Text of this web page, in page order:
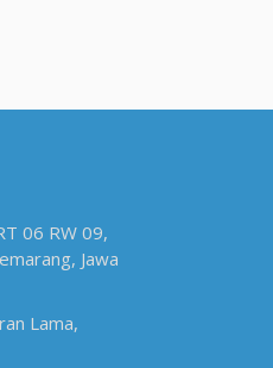
06 RW 09,
Jawa
Lama,